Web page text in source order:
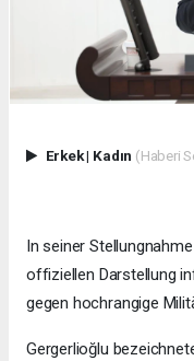
Erkek| Kadın (Haberi
In seiner
offiziellen Darstellung
gegen hochrangige
Gergerlioğlu